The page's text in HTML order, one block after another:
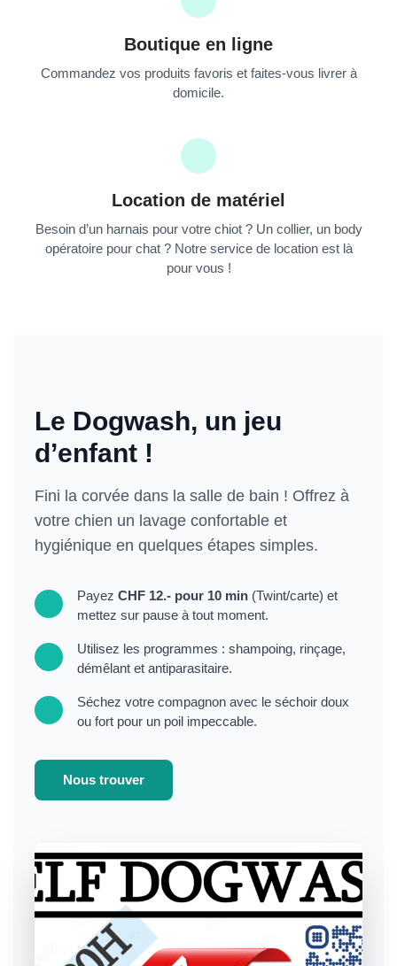
Boutique en ligne
Commandez vos produits favoris et faites-vous livrer à
domicile.
Location de matériel
Besoin d’un harnais pour votre chiot ? Un collier, un body
opératoire pour chat ? Notre service de location est là
pour vous !
Le Dogwash, un jeu
d’enfant !
Fini la corvée dans la salle de bain ! Offrez à
votre chien un lavage confortable et
hygiénique en quelques étapes simples.
Payez CHF 12.- pour 10 min (Twint/carte) et
mettez sur pause à tout moment.
Utilisez les programmes : shampoing, rinçage,
démêlant et antiparasitaire.
Séchez votre compagnon avec le séchoir doux
ou fort pour un poil impeccable.
Nous trouver